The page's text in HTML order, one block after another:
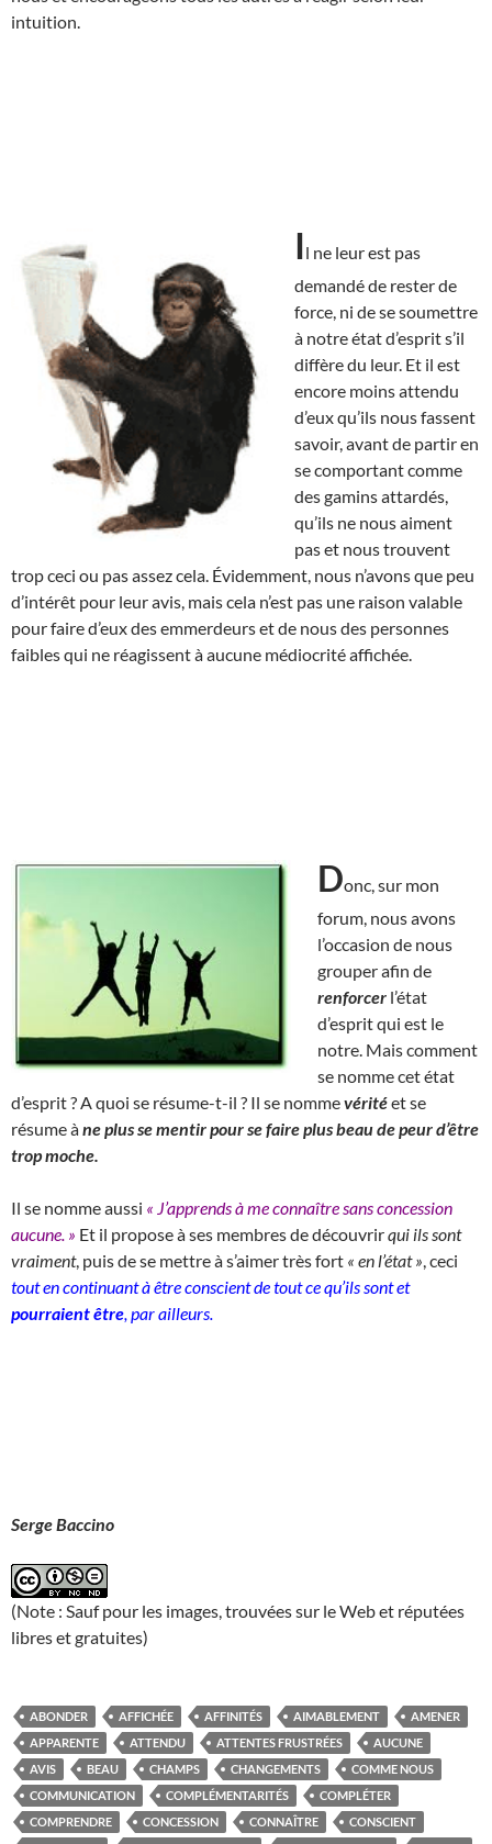
intuition.
Il ne leur est pas
demandé de rester de
force, ni de se soumettre
à notre état d’esprit s’il
diffère du leur. Et il est
encore moins attendu
d’eux qu’ils nous fassent
savoir, avant de partir en
se comportant comme
des gamins attardés,
qu’ils ne nous aiment
pas et nous trouvent
trop ceci ou pas assez cela. Évidemment, nous n’avons que peu
d’intérêt pour leur avis, mais cela n’est pas une raison valable
pour faire d’eux des emmerdeurs et de nous des personnes
faibles qui ne réagissent à aucune médiocrité affichée.
Donc, sur mon
forum, nous avons
l’occasion de nous
grouper afin de
renforcer l’état
d’esprit qui est le
notre. Mais comment
se nomme cet état
d’esprit ? A quoi se résume-t-il ? Il se nommevéritéet se
résume àne plus se mentir pour se faire plus beau de peur d’être
trop moche.
Il se nomme aussi « J’apprends à me connaître sans concession
aucune. » Et il propose à ses membres de découvrirqui ils sont
vraiment, puis de se mettre à s’aimer très fort « en l’état » , ceci
tout en continuant à être conscient de tout ce qu’ils sont et
pourraient être , par ailleurs.
Serge Baccino
(Note : Sauf pour les images, trouvées sur le Web et réputées
libres et gratuites)
ABONDER AFFICHÉE AFFINITÉS AIMABLEMENT
AMENER
APPARENTE
ATTENDU ATTENTES FRUSTRÉES
AUCUNE
AVIS
BEAU CHAMPS CHANGEMENTS
COMME NOUS
COMMUNICATION
COMPLÉMENTARITÉS
COMPLÉTER
COMPRENDRE
CONCESSION CONNAÎTRE
CONSCIENT